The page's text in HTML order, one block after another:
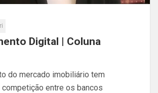
Digital | Coluna
do mercado imobiliário tem
entre os bancos